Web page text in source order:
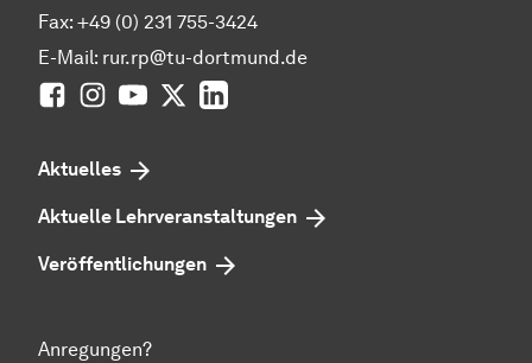
Fax: +49 (0) 231 755-3424
E-Mail: rur.rp@tu-dortmund.de
FacebookInstagram
YouTubeTwitterLinkedIn
Aktuelles
Aktuelle Lehrveranstaltungen
Veröffentlichungen
Anregungen?